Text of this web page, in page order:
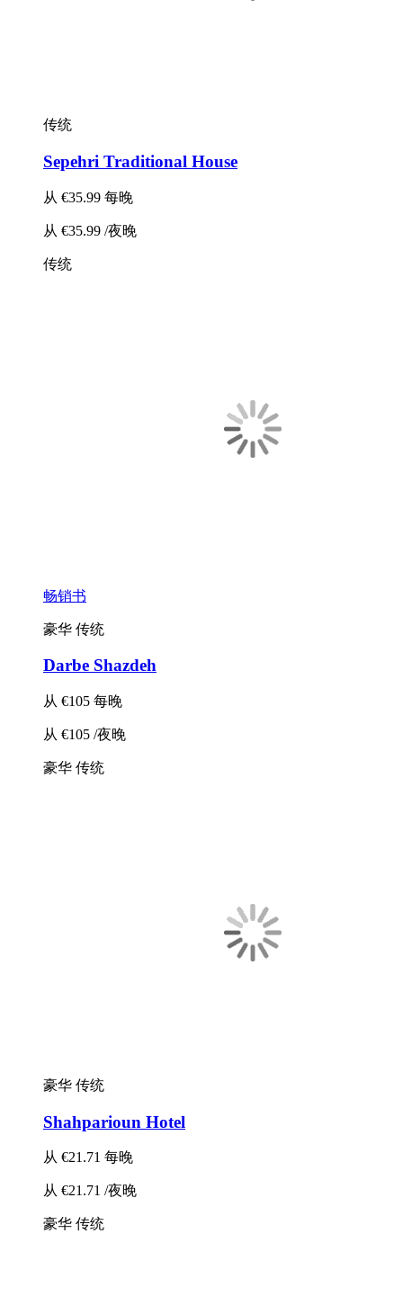
传统
Sepehri Traditional House
从 €35.99 每晚
从 €35.99 /夜晚
传统
畅销书
豪华 传统
Darbe Shazdeh
从 €105 每晚
从 €105 /夜晚
豪华 传统
豪华 传统
Shahparioun Hotel
从 €21.71 每晚
从 €21.71 /夜晚
豪华 传统